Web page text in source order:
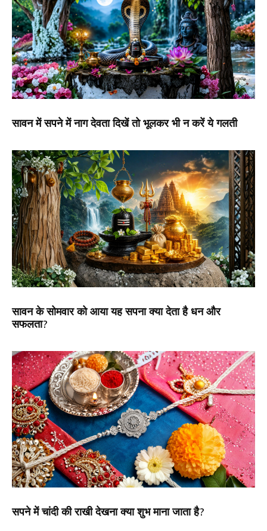
सावन में सपने में नाग देवता दिखें तो भूलकर भी न करें ये गलती
सावन के सोमवार को आया यह सपना क्या देता है धन और
सफलता?
सपने में चांदी की राखी देखना क्या शुभ माना जाता है?